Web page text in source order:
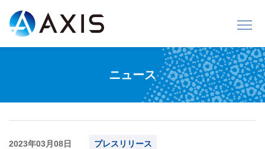
ニュース
2023年03月08日 プレスリリース